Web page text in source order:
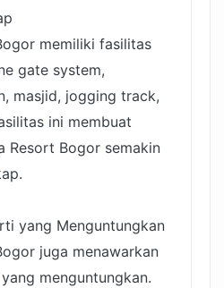
memiliki fasilitas
gate system,
masjid, jogging track,
ini membuat
Resort Bogor semakin
yang Menguntungkan
juga menawarkan
menguntungkan.